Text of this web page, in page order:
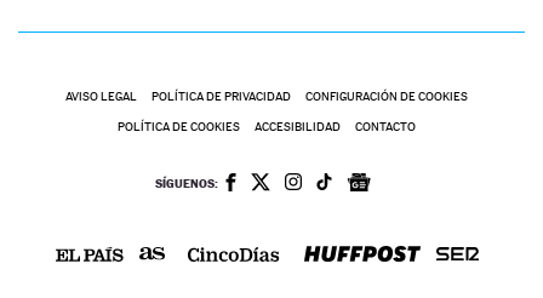
AVISO LEGAL POLÍTICA DE PRIVACIDAD CONFIGURACIÓN DE COOKIES
POLÍTICA DE COOKIES ACCESIBILIDAD CONTACTO
SÍGUENOS: